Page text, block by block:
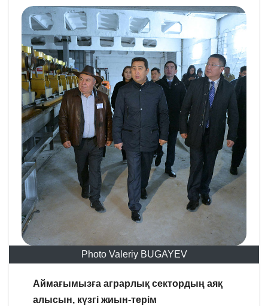
Photo Valeriy BUGAYEV
Аймағымызға аграрлық сектордың аяқ
алысын, күзгі жиын-терім